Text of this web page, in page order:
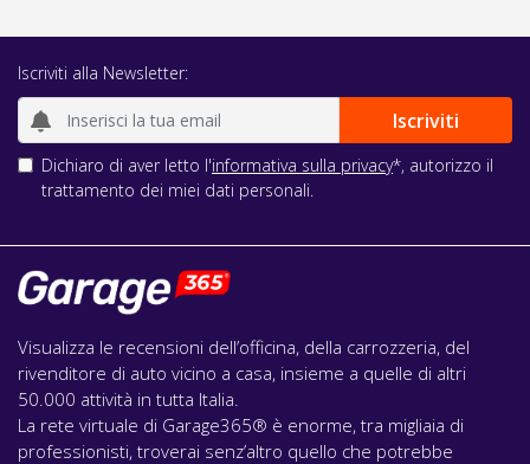
Iscriviti alla Newsletter:
Dichiaro di aver letto l'informativa sulla privacy*, autorizzo il
trattamento dei miei dati personali.
Visualizza le recensioni dell’officina, della carrozzeria, del
rivenditore di auto vicino a casa, insieme a quelle di altri
50.000 attività in tutta Italia.
La rete virtuale di Garage365® è enorme, tra migliaia di
professionisti, troverai senz’altro quello che potrebbe